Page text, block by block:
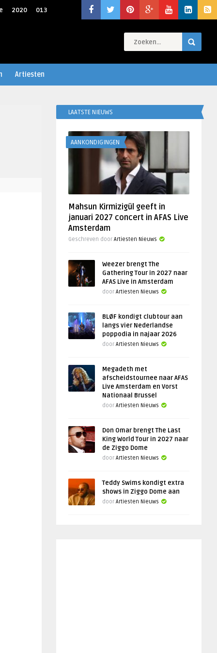
2020 013
Artiesten
LAATSTE NIEUWS
AANKONDIGINGEN
Mahsun Kirmizigül geeft in
januari 2027 concert in AFAS Live
Amsterdam
Geschreven door Artiesten Nieuws
Weezer brengt The
Gathering Tour in 2027 naar
AFAS Live in Amsterdam
door Artiesten Nieuws
BLØF kondigt clubtour aan
langs vier Nederlandse
poppodia in najaar 2026
door Artiesten Nieuws
Megadeth met
afscheidstournee naar AFAS
Live Amsterdam en Vorst
Nationaal Brussel
door Artiesten Nieuws
Don Omar brengt The Last
King World Tour in 2027 naar
de Ziggo Dome
door Artiesten Nieuws
Teddy Swims kondigt extra
shows in Ziggo Dome aan
door Artiesten Nieuws